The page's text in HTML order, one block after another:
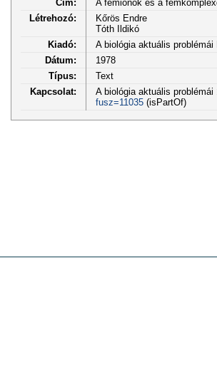
Cím:
A fémionok és a
Létrehozó:
Kőrös Endre
Tóth Ildikó
Kiadó:
A biológia aktuális problémái
Dátum:
1978
Típus:
Text
Kapcsolat:
A biológia aktuális
fusz=11035(isPartOf)